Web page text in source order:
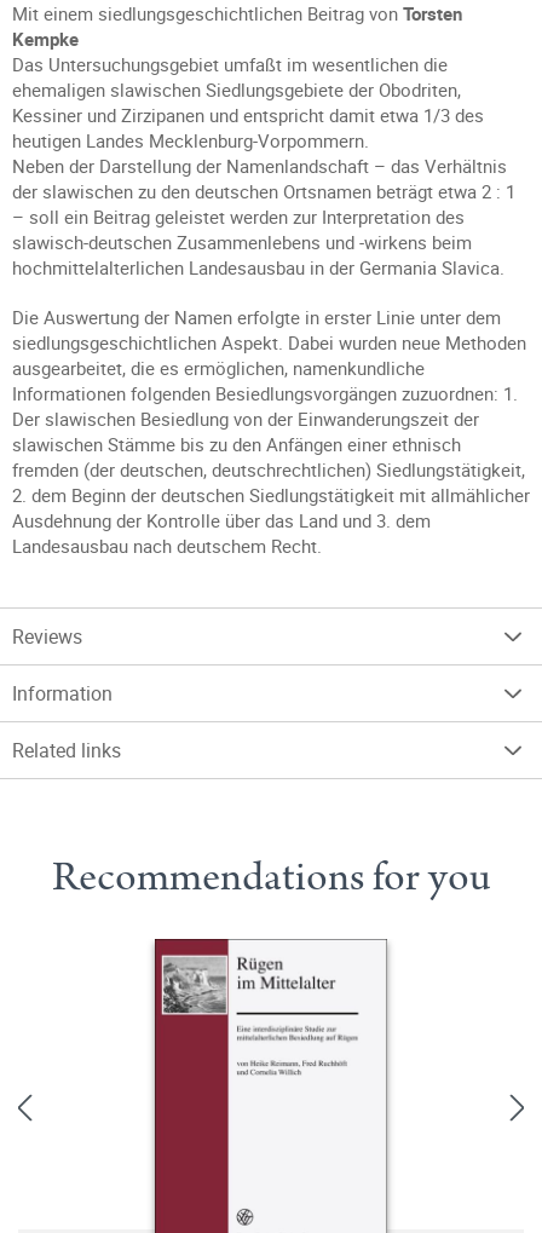
Mit einem siedlungsgeschichtlichen Beitrag von Torsten
Kempke
Das Untersuchungsgebiet umfaßt im wesentlichen die
ehemaligen slawischen Siedlungsgebiete der Obodriten,
Kessiner und Zirzipanen und entspricht damit etwa 1/3 des
heutigen Landes Mecklenburg-Vorpommern.
Neben der Darstellung der Namenlandschaft – das Verhältnis
der slawischen zu den deutschen Ortsnamen beträgt etwa 2 : 1
– soll ein Beitrag geleistet werden zur Interpretation des
slawisch-deutschen Zusammenlebens und -wirkens beim
hochmittelalterlichen Landesausbau in der Germania Slavica.
Die Auswertung der Namen erfolgte in erster Linie unter dem
siedlungsgeschichtlichen Aspekt. Dabei wurden neue Methoden
ausgearbeitet, die es ermöglichen, namenkundliche
Informationen folgenden Besiedlungsvorgängen zuzuordnen: 1.
Der slawischen Besiedlung von der Einwanderungszeit der
slawischen Stämme bis zu den Anfängen einer ethnisch
fremden (der deutschen, deutschrechtlichen) Siedlungstätigkeit,
2. dem Beginn der deutschen Siedlungstätigkeit mit allmählicher
Ausdehnung der Kontrolle über das Land und 3. dem
Landesausbau nach deutschem Recht.
Reviews
Information
Related links
Recommendations for you